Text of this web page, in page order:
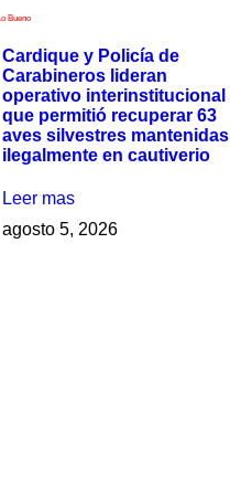
Lo Bueno
Cardique y Policía de
Carabineros lideran
operativo interinstitucional
que permitió recuperar 63
aves silvestres mantenidas
ilegalmente en cautiverio
Leer mas
agosto 5, 2026